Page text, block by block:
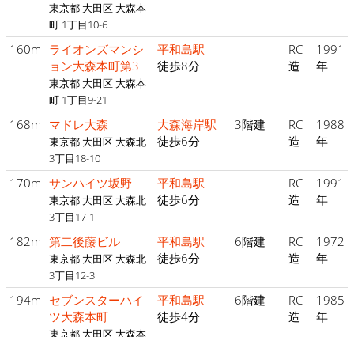
東京都 大田区 大森本
町 1丁目10-6
160m ライオンズマンシ
ョン大森本町第3
東京都 大田区 大森本
町 1丁目9-21
平和島駅
徒歩8分
RC
造
1991
年
168m マドレ大森
東京都 大田区 大森北
3丁目18-10
大森海岸駅
徒歩6分
3階建
RC
造
1988
年
170m サンハイツ坂野
東京都 大田区 大森北
3丁目17-1
平和島駅
徒歩6分
RC
造
1991
年
182m 第二後藤ビル
東京都 大田区 大森北
3丁目12-3
平和島駅
徒歩6分
6階建
RC
造
1972
年
194m セブンスターハイ
ツ大森本町
東京都 大田区 大森本
平和島駅
徒歩4分
6階建
RC
造
1985
年